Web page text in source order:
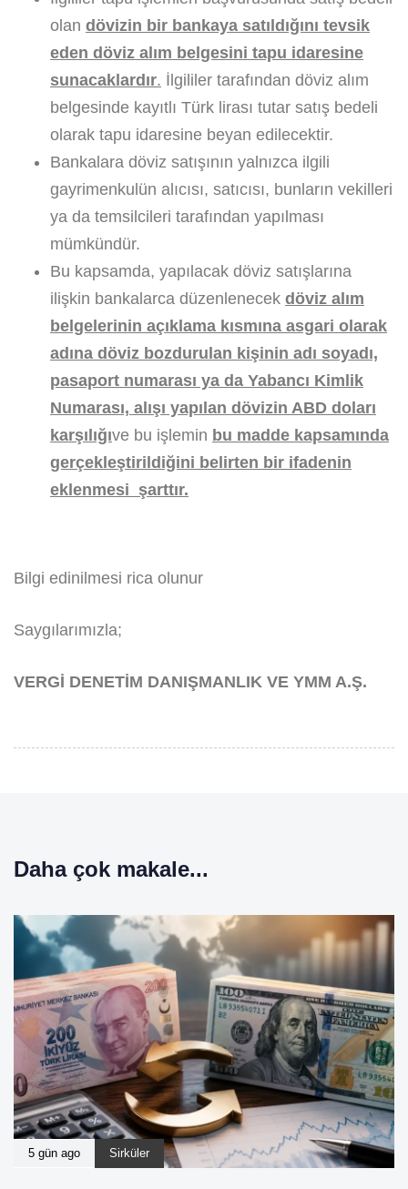
olan dövizin bir bankaya satıldığını tevsik
eden döviz alım belgesini tapu idaresine
sunacaklardır. İlgililer tarafından döviz alım
belgesinde kayıtlı Türk lirası tutar satış bedeli
olarak tapu idaresine beyan edilecektir.
Bankalara döviz satışının yalnızca ilgili
gayrimenkulün alıcısı, satıcısı, bunların vekilleri
ya da temsilcileri tarafından yapılması
mümkündür.
Bu kapsamda, yapılacak döviz satışlarına
ilişkin bankalarca düzenlenecek döviz alım
belgelerinin açıklama kısmına asgari olarak
adına döviz bozdurulan kişinin adı soyadı,
pasaport numarası ya da Yabancı Kimlik
Numarası, alışı yapılan dövizin ABD doları
karşılığıve bu işlemin bu madde kapsamında
gerçekleştirildiğini belirten bir ifadenin
eklenmesi şarttır.
Bilgi edinilmesi rica olunur
Saygılarımızla;
VERGİ DENETİM DANIŞMANLIK VE YMM A.Ş.
Daha çok makale...
5 gün ago Sirküler